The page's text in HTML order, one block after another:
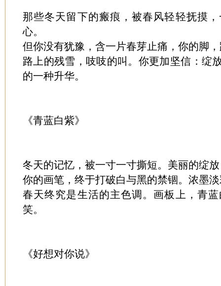
那些冬天留下的瘢痕，被春风轻轻抚摸
心。
但你没有犹豫，含一片春芽止痛，你的脚
路上的残雪，吱吱的叫。你更加坚信：绽
的一种升华。
《青蓝白紫》
冬天的记忆，被一寸一寸撕短。美丽的绽
你的画笔，终于打破白与黑的禁锢。浓墨
春天终究是生活的主色调。画板上，青
笑。
《好想对你说》